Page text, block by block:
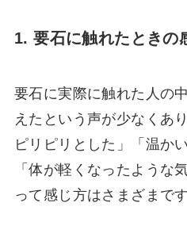
1. 要石に触れたときの
要石に実際に触れた人の
えたという声が少なくあ
ピリピリとした」「温か
「体が軽くなったような
って感じ方はさまざまです